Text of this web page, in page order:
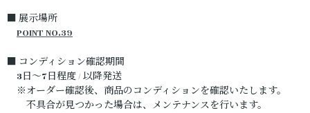
■ 展示場所
POINT NO.39
■ コンディション確認期間
3日～7日程度 / 以降発送
※オーダー確認後、商品のコンディションを確認いたします。
不具合が見つかった場合は、メンテナンスを行います。